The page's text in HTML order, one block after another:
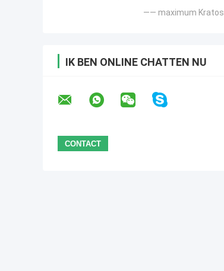
—— maximum Kratos
IK BEN ONLINE CHATTEN NU